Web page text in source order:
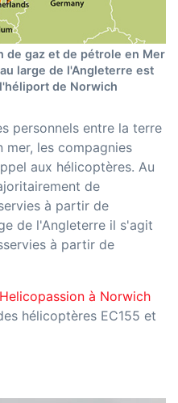
de gaz et de pétrole en Mer
large de l'Angleterre est
de Norwich
personnels entre la terre
les compagnies
aux hélicoptères. Au
de
à partir de
de l'Angleterre il s'agit
à partir de
à Norwich
hélicoptères EC155 et